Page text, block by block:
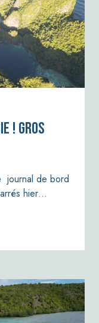
! GROS
journal de bord
hier…